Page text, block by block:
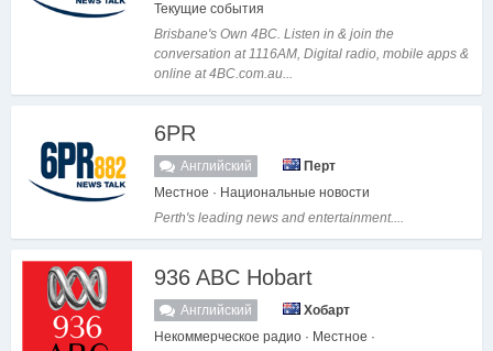
Текущие события
Brisbane's Own 4BC. Listen in & join the
conversation at 1116AM, Digital radio, mobile apps &
online at 4BC.com.au...
6PR
Английский
Перт
Местное · Национальные новости
Perth's leading news and entertainment....
936 ABC Hobart
Английский
Хобарт
Некоммерческое радио · Местное ·